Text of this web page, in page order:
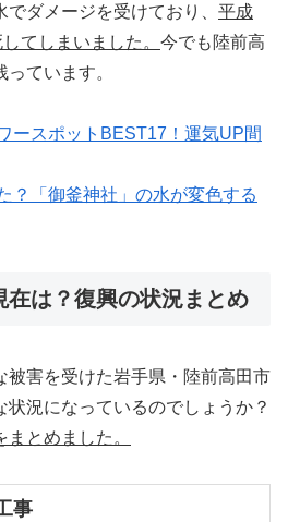
ダメージを受けており、 平成
てしまいました。 今でも陸前高
ています。
ースポットBEST17！運気UP間
？「御釜神社」の水が変色する
在は？復興の状況まとめ
被害を受けた岩手県・陸前高田市
状況になっているのでしょうか？
とめました。
事